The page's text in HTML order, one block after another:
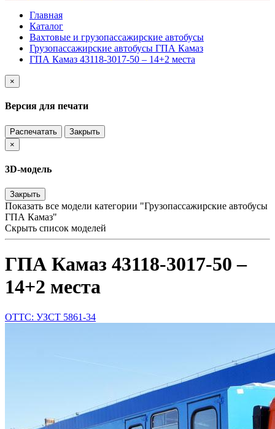
Главная
Каталог
Вахтовые и грузопассажирские автобусы
Грузопассажирские автобусы ГПА Камаз
ГПА Камаз 43118-3017-50 – 14+2 места
×
Версия для печати
Распечатать
Закрыть
×
3D-модель
Закрыть
Показать все модели категории "Грузопассажирские автобусы
ГПА Камаз"
Скрыть список моделей
ГПА Камаз 43118-3017-50 –
14+2 места
ОТТС: УЗСТ 5861-34